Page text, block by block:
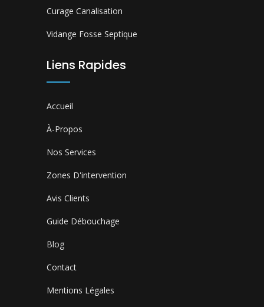
Curage Canalisation
Vidange Fosse Septique
Liens Rapides
Accueil
À-Propos
Nos Services
Zones D'intervention
Avis Clients
Guide Débouchage
Blog
Contact
Mentions Légales